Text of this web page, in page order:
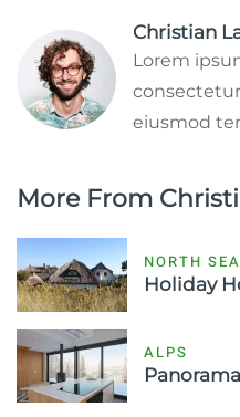
Christian
Lorem
eiusmod
More From
NORTH SEA
Holiday
ALPS